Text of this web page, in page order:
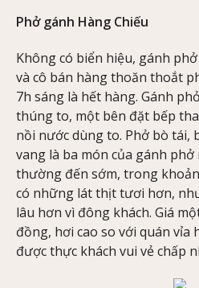
Phở gánh Hàng Chiếu
Không có biển hiệu, gánh
và cô bán hàng thoăn thoắt
7h sáng là hết hàng. Gánh
thúng to, một bên đặt bếp
nồi nước dùng to. Phở bò tái,
vang là ba món của gánh phở
thường đến sớm, trong
có những lát thịt tươi hơn,
lâu hơn vì đông khách. Giá
đồng, hơi cao so với quán vỉa
được thực khách vui vẻ chấp